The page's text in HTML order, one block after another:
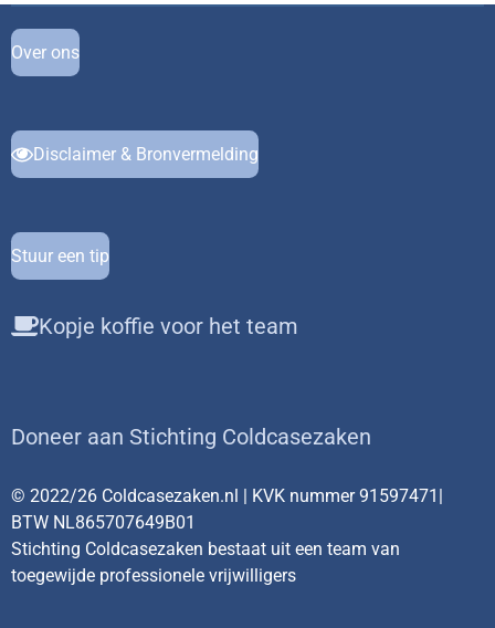
Over ons
Disclaimer & Bronvermelding
Stuur een tip
Kopje koffie voor het team
Doneer aan Stichting Coldcasezaken
© 2022/26 Coldcasezaken.nl | KVK nummer 91597471|
BTW NL865707649B01
Stichting Coldcasezaken bestaat uit een team van
toegewijde professionele vrijwilligers